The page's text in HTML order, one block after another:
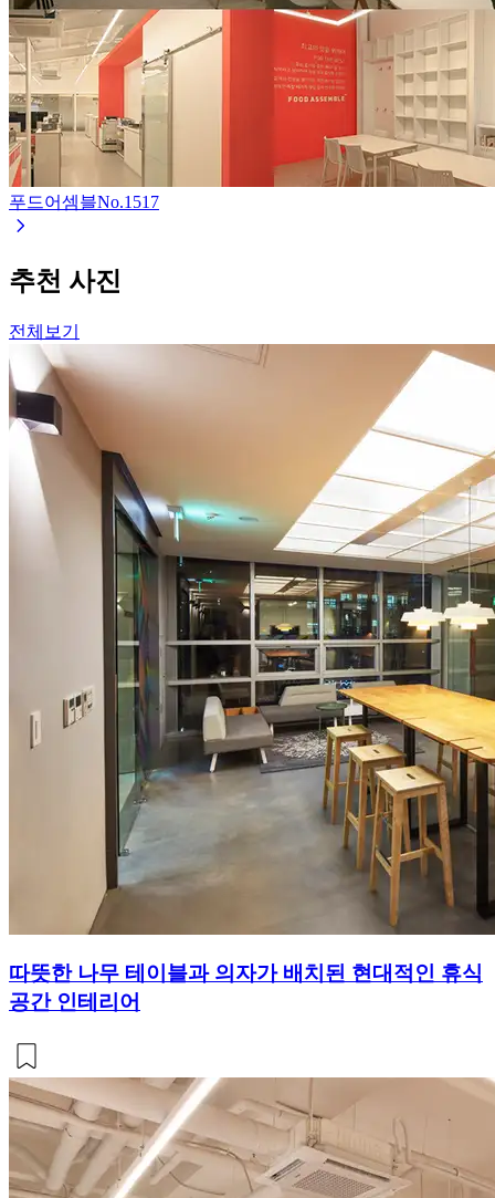
푸드어셈블No.1517
추천 사진
전체보기
따뜻한 나무 테이블과 의자가 배치된 현대적인 휴식
공간 인테리어